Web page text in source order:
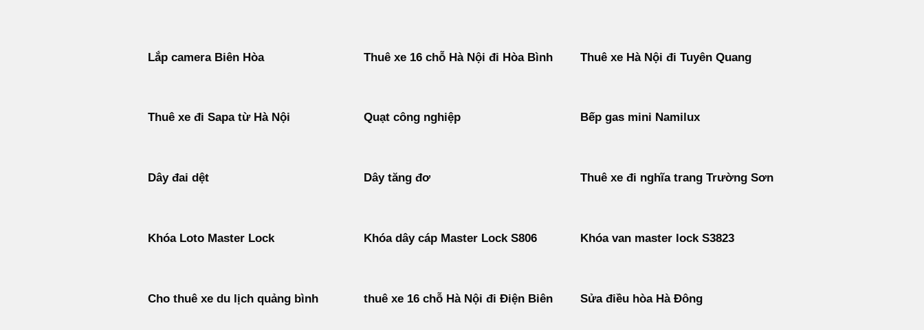
Lắp camera Biên Hòa Thuê xe 16 chỗ Hà Nội đi Hòa Bình Thuê xe Hà Nội đi Tuyên Quang
Thuê xe đi Sapa từ Hà Nội Quạt công nghiệp Bếp gas mini Namilux
Dây đai dệt Dây tăng đơ Thuê xe đi nghĩa trang Trường Sơn
Khóa Loto Master Lock Khóa dây cáp Master Lock S806 Khóa van master lock S3823
Cho thuê xe du lịch quảng bình thuê xe 16 chỗ Hà Nội đi Điện Biên Sửa điều hòa Hà Đông